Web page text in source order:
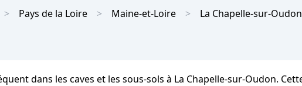
Pays de la Loire Maine-et-Loire La Chapelle-sur-Oudon
dans les caves et les sous-sols à La Chapelle-sur-Oudon.